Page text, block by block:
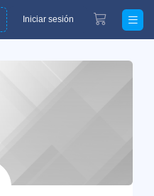
Iniciar sesión